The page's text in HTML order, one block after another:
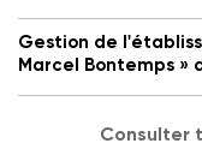
Gestion de
Marcel Bontemps »
Consulter